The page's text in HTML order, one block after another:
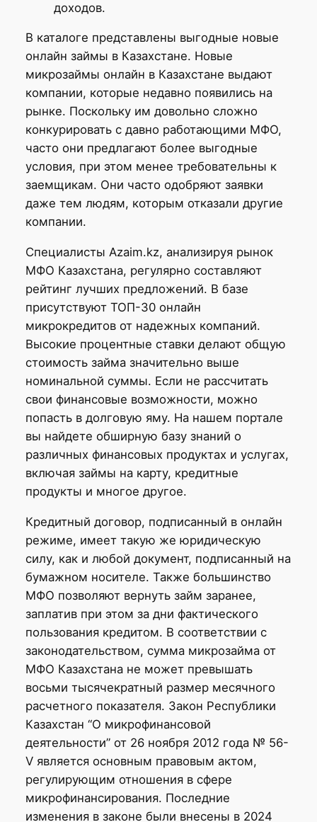
доходов.
В каталоге представлены выгодные новые
онлайн займы в Казахстане. Новые
микрозаймы онлайн в Казахстане выдают
компании, которые недавно появились на
рынке. Поскольку им довольно сложно
конкурировать с давно работающими МФО,
часто они предлагают более выгодные
условия, при этом менее требовательны к
заемщикам. Они часто одобряют заявки
даже тем людям, которым отказали другие
компании.
Специалисты Azaim.kz, анализируя рынок
МФО Казахстана, регулярно составляют
рейтинг лучших предложений. В базе
присутствуют ТОП-30 онлайн
микрокредитов от надежных компаний.
Высокие процентные ставки делают общую
стоимость займа значительно выше
номинальной суммы. Если не рассчитать
свои финансовые возможности, можно
попасть в долговую яму. На нашем портале
вы найдете обширную базу знаний о
различных финансовых продуктах и услугах,
включая займы на карту, кредитные
продукты и многое другое.
Кредитный договор, подписанный в онлайн
режиме, имеет такую же юридическую
силу, как и любой документ, подписанный на
бумажном носителе. Также большинство
МФО позволяют вернуть займ заранее,
заплатив при этом за дни фактического
пользования кредитом. В соответствии с
законодательством, сумма микрозайма от
МФО Казахстана не может превышать
восьми тысячекратный размер месячного
расчетного показателя. Закон Республики
Казахстан “О микрофинансовой
деятельности” от 26 ноября 2012 года № 56-
V является основным правовым актом,
регулирующим отношения в сфере
микрофинансирования. Последние
изменения в законе были внесены в 2024